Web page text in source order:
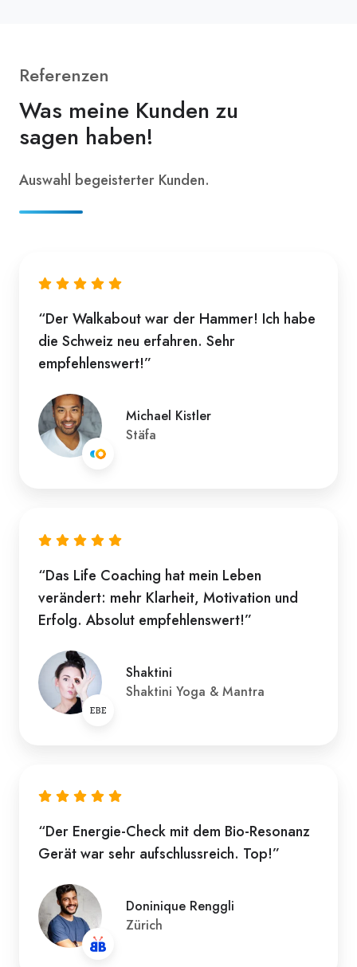
Referenzen
Was meine Kunden zu
sagen haben!
Auswahl begeisterter Kunden.
“Der Walkabout war der Hammer! Ich habe
die Schweiz neu erfahren. Sehr
empfehlenswert!”
Michael Kistler
Stäfa
“Das Life Coaching hat mein Leben
verändert: mehr Klarheit, Motivation und
Erfolg. Absolut empfehlenswert!”
Shaktini
Shaktini Yoga & Mantra
“Der Energie-Check mit dem Bio-Resonanz
Gerät war sehr aufschlussreich. Top!”
Doninique Renggli
Zürich